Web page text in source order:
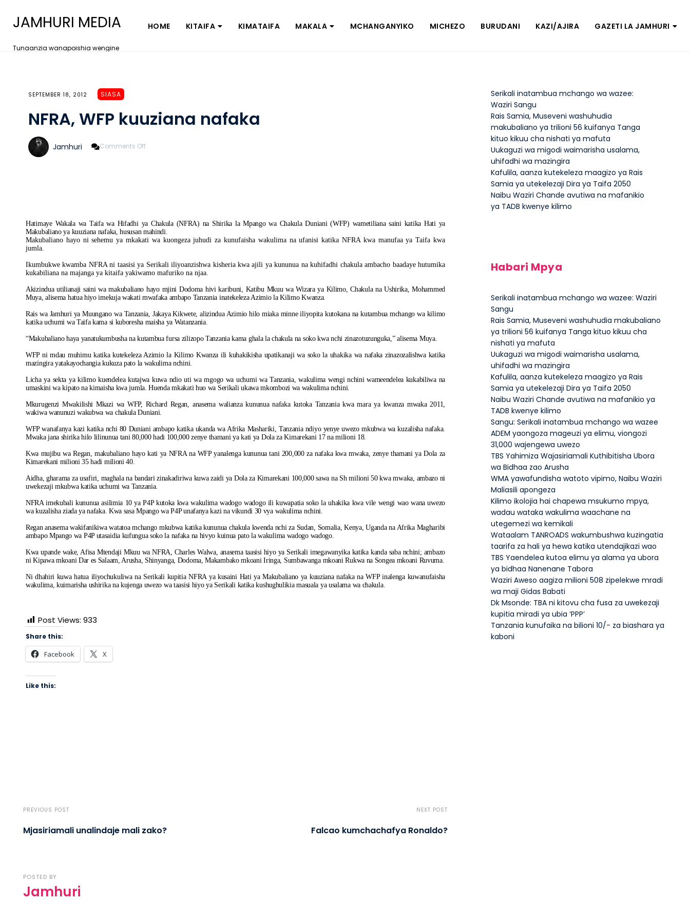
JAMHURI MEDIA
Tunaanzia wanapoishia wengine
HOME KITAIFA KIMATAIFA MAKALA MCHANGANYIKO MICHEZO BURUDANI KAZI/AJIRA GAZETI LA JAMHURI
SEPTEMBER 18, 2012 SIASA
NFRA, WFP kuuziana nafaka
Jamhuri Comments Off
Hatimaye Wakala wa Taifa wa Hifadhi ya Chakula (NFRA) na Shirika la Mpango wa Chakula Duniani (WFP) wametiliana saini katika Hati ya
Makubaliano ya kuuziana nafaka, hususan mahindi.
Makubaliano hayo ni sehemu ya mkakati wa kuongeza juhudi za kunufaisha wakulima na ufanisi katika NFRA kwa manufaa ya Taifa kwa
jumla.
Ikumbukwe kwamba NFRA ni taasisi ya Serikali iliyoanzishwa kisheria kwa ajili ya kununua na kuhifadhi chakula ambacho baadaye hutumika
kukabiliana na majanga ya kitaifa yakiwamo mafuriko na njaa.
Akizindua utilianaji saini wa makubaliano hayo mjini Dodoma hivi karibuni, Katibu Mkuu wa Wizara ya Kilimo, Chakula na Ushirika, Mohammed
Muya, alisema hatua hiyo imekuja wakati mwafaka ambapo Tanzania inatekeleza Azimio la Kilimo Kwanza.
Rais wa Jamhuri ya Muungano wa Tanzania, Jakaya Kikwete, alizindua Azimio hilo miaka minne iliyopita kutokana na kutambua mchango wa kilimo
katika uchumi wa Taifa kama si kuboresha maisha ya Watanzania.
“Makubaliano haya yanatukumbusha na kutambua fursa zilizopo Tanzania kama ghala la chakula na soko kwa nchi zinazotuzunguka,” alisema Muya.
WFP ni mdau muhimu katika kutekeleza Azimio la Kilimo Kwanza ili kuhakikisha upatikanaji wa soko la uhakika wa nafaka zinazozalishwa katika
mazingira yatakayochangia kukuza pato la wakulima nchini.
Licha ya sekta ya kilimo kuendelea kutajwa kuwa ndio uti wa mgogo wa uchumi wa Tanzania, wakulima wengi nchini wameendelea kukabiliwa na
umaskini wa kipato na kimaisha kwa jumla. Huenda mkakati huo wa Serikali ukawa mkombozi wa wakulima nchini.
Mkurugenzi Mwakilishi Mkazi wa WFP, Richard Regan, anasema walianza kununua nafaka kutoka Tanzania kwa mara ya kwanza mwaka 2011,
wakiwa wanunuzi wakubwa wa chakula Duniani.
WFP wanafanya kazi katika nchi 80 Duniani ambapo katika ukanda wa Afrika Mashariki, Tanzania ndiyo yenye uwezo mkubwa wa kuzalisha nafaka.
Mwaka jana shirika hilo lilinunua tani 80,000 hadi 100,000 zenye thamani ya kati ya Dola za Kimarekani 17 na milioni 18.
Kwa mujibu wa Regan, makubaliano hayo kati ya NFRA na WFP yanalenga kununua tani 200,000 za nafaka kwa mwaka, zenye thamani ya Dola za
Kimarekani milioni 35 hadi milioni 40.
Aidha, gharama za usafiri, maghala na bandari zinakadiriwa kuwa zaidi ya Dola za Kimarekani 100,000 sawa na Sh milioni 50 kwa mwaka, ambazo ni
uwekezaji mkubwa katika uchumi wa Tanzania.
NFRA imekubali kununua asilimia 10 ya P4P kutoka kwa wakulima wadogo wadogo ili kuwapatia soko la uhakika kwa vile wengi wao wana uwezo
wa kuzalisha ziada ya nafaka. Kwa sasa Mpango wa P4P unafanya kazi na vikundi 30 vya wakulima nchini.
Regan anasema wakifanikiwa watatoa mchango mkubwa katika kununua chakula kwenda nchi za Sudan, Somalia, Kenya, Uganda na Afrika Magharibi
ambapo Mpango wa P4P utasaidia kufungua soko la nafaka na hivyo kuinua pato la wakulima wadogo wadogo.
Kwa upande wake, Afisa Mtendaji Mkuu wa NFRA, Charles Walwa, anasema taasisi hiyo ya Serikali imegawanyika katika kanda saba nchini; ambazo
ni Kipawa mkoani Dar es Salaam, Arusha, Shinyanga, Dodoma, Makambako mkoani Iringa, Sumbawanga mkoani Rukwa na Songea mkoani Ruvuma.
Ni dhahiri kuwa hatua iliyochukuliwa na Serikali kupitia NFRA ya kusaini Hati ya Makubaliano ya kuuziana nafaka na WFP inalenga kuwanufaisha
wakulima, kuimarisha ushirika na kujenga uwezo wa taasisi hiyo ya Serikali katika kushughulikia masuala ya usalama wa chakula.
Post Views: 933
Share this:
Facebook X
Like this:
PREVIOUS POST
Mjasiriamali unalindaje mali zako?
NEXT POST
Falcao kumchachafya Ronaldo?
POSTED BY
Jamhuri
Serikali inatambua mchango wa wazee:
Waziri Sangu
Rais Samia, Museveni washuhudia
makubaliano ya trilioni 56 kuifanya Tanga
kituo kikuu cha nishati ya mafuta
Uukaguzi wa migodi waimarisha usalama,
uhifadhi wa mazingira
Kafulila, aanza kutekeleza maagizo ya Rais
Samia ya utekelezaji Dira ya Taifa 2050
Naibu Waziri Chande avutiwa na mafanikio
ya TADB kwenye kilimo
Habari Mpya
Serikali inatambua mchango wa wazee: Waziri
Sangu
Rais Samia, Museveni washuhudia makubaliano
ya trilioni 56 kuifanya Tanga kituo kikuu cha
nishati ya mafuta
Uukaguzi wa migodi waimarisha usalama,
uhifadhi wa mazingira
Kafulila, aanza kutekeleza maagizo ya Rais
Samia ya utekelezaji Dira ya Taifa 2050
Naibu Waziri Chande avutiwa na mafanikio ya
TADB kwenye kilimo
Sangu: Serikali inatambua mchango wa wazee
ADEM yaongoza mageuzi ya elimu, viongozi
31,000 wajengewa uwezo
TBS Yahimiza Wajasiriamali Kuthibitisha Ubora
wa Bidhaa zao Arusha
WMA yawafundisha watoto vipimo, Naibu Waziri
Maliasili apongeza
Kilimo ikolojia hai chapewa msukumo mpya,
wadau wataka wakulima waachane na
utegemezi wa kemikali
Wataalam TANROADS wakumbushwa kuzingatia
taarifa za hali ya hewa katika utendajikazi wao
TBS Yaendelea kutoa elimu ya alama ya ubora
ya bidhaa Nanenane Tabora
Waziri Aweso aagiza milioni 508 zipelekwe mradi
wa maji Gidas Babati
Dk Msonde: TBA ni kitovu cha fusa za uwekezaji
kupitia miradi ya ubia ‘PPP’
Tanzania kunufaika na bilioni 10/- za biashara ya
kaboni